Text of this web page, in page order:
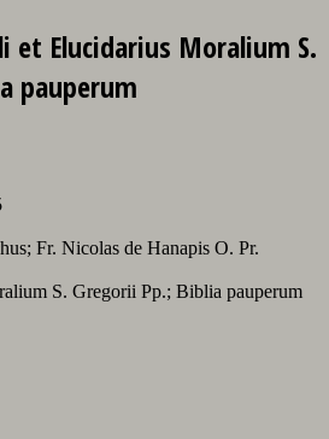
et Elucidarius Moralium S.
pauperum
Fr. Nicolas de Hanapis O. Pr.
S. Gregorii Pp.; Biblia pauperum